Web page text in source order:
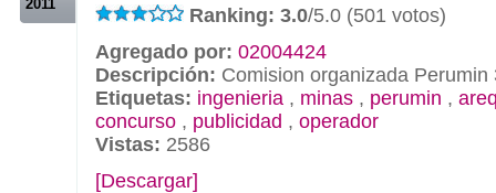
2011
Ranking: 3.0/5.0 (501 votos)
Agregado por: 02004424
Descripción: Comision organizada Perumin
Etiquetas: ingenieria , minas , perumin ,
concurso , publicidad , operador
Vistas: 2586
[Descargar]